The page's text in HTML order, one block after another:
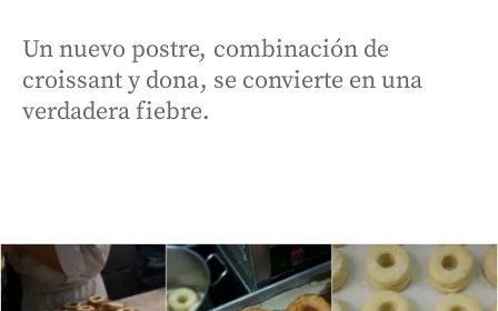
Un nuevo postre, combinación de
croissant y dona, se convierte en una
verdadera fiebre.